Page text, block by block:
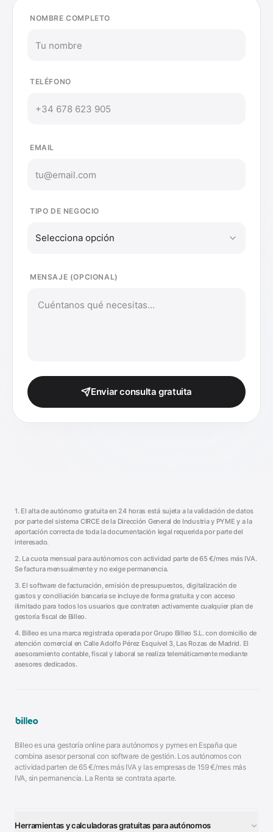
NOMBRE COMPLETO
TELÉFONO
EMAIL
TIPO DE NEGOCIO
Selecciona opción
MENSAJE (OPCIONAL)
Enviar consulta gratuita
1. El alta de autónomo gratuita en 24 horas está sujeta a la validación de datos
por parte del sistema CIRCE de la Dirección General de Industria y PYME y a la
aportación correcta de toda la documentación legal requerida por parte del
interesado.
2. La cuota mensual para autónomos con actividad parte de65 €/mes más IVA.
Se factura mensualmente y no exige permanencia.
3. El software de facturación, emisión de presupuestos, digitalización de
gastos y conciliación bancaria se incluye de forma gratuita y con acceso
ilimitado para todos los usuarios que contraten activamente cualquier plan de
gestoría fiscal de Billeo.
4. Billeo es una marca registrada operada porGrupo Billeo S.L. con domicilio de
atención comercial en Calle Adolfo Pérez Esquivel 3, Las Rozas de Madrid. El
asesoramiento contable, fiscal y laboral se realiza telemáticamente mediante
asesores dedicados.
Billeo es una gestoría online para autónomos y pymes en España que
combina asesor personal con software de gestión. Los autónomos con
actividad parten de 65€/mes más IVA y las empresas de 159€/mes más
IVA, sin permanencia. La Renta se contrata aparte.
Herramientas y calculadoras gratuitas para autónomos